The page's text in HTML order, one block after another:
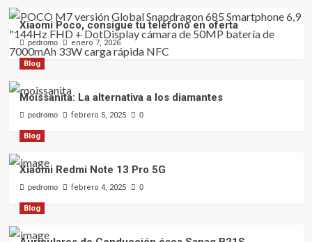
Xiaomi Poco, consigue tu teléfono en oferta
pedromo enero 7, 2026
Blog
Moissanita: La alternativa a los diamantes
pedromo febrero 5, 2025 0
Blog
Xiaomi Redmi Note 13 Pro 5G
pedromo febrero 4, 2025 0
Blog